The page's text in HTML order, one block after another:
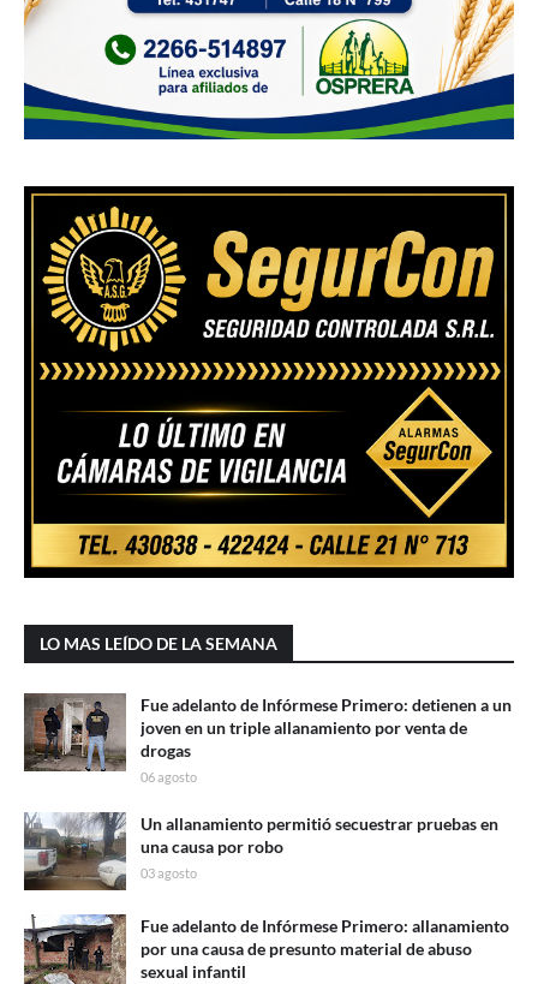
LO MAS LEÍDO DE LA SEMANA
Fue adelanto de Infórmese Primero: detienen a un
joven en un triple allanamiento por venta de
drogas
06 agosto
Un allanamiento permitió secuestrar pruebas en
una causa por robo
03 agosto
Fue adelanto de Infórmese Primero: allanamiento
por una causa de presunto material de abuso
sexual infantil